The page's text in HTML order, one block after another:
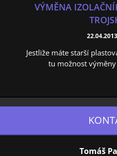
VÝMĚNA
Jestliže máte starší
tu možnost výměny
Tomáš